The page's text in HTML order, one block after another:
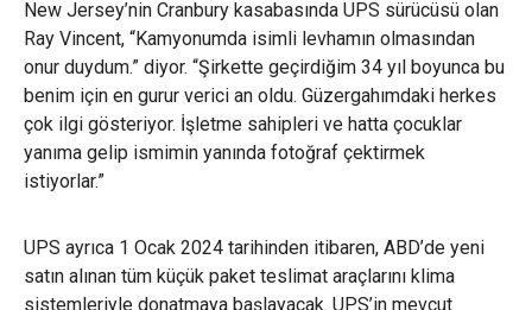
New Jersey’nin Cranbury kasabasında UPS sürücüsü olan
Ray Vincent, “Kamyonumda isimli levhamın olmasından
onur duydum.” diyor. “Şirkette geçirdiğim 34 yıl boyunca bu
benim için en gurur verici an oldu. Güzergahımdaki herkes
çok ilgi gösteriyor. İşletme sahipleri ve hatta çocuklar
yanıma gelip ismimin yanında fotoğraf çektirmek
istiyorlar.”
UPS ayrıca 1 Ocak 2024 tarihinden itibaren, ABD’de yeni
satın alınan tüm küçük paket teslimat araçlarını klima
sistemleriyle donatmaya başlayacak. UPS’in mevcut